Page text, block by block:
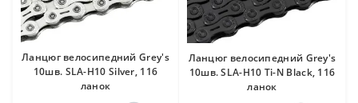
Ланцюг велосипедний Grey's
10шв. SLA-H10 Silver, 116
ланок
Ланцюг велосипедний Grey's
10шв. SLA-H10 Ti-N Black, 116
ланок